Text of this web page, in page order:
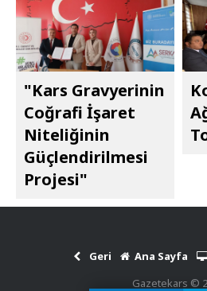
"Kars Gravyerinin
Coğrafi İşaret
Niteliğinin
Güçlendirilmesi
Projesi"
Geri Ana Sayfa
Gazetekars ©